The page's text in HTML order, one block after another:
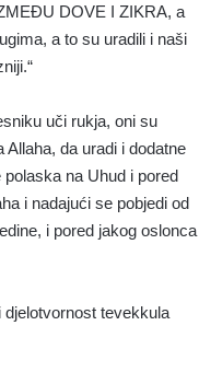
DOVE I ZIKRA, a
a to su uradili i naši
uči rukja, oni su
da uradi i dodatne
na Uhud i pored
i nadajući se pobjedi od
i pored jakog oslonca
djelotvornost tevekkula